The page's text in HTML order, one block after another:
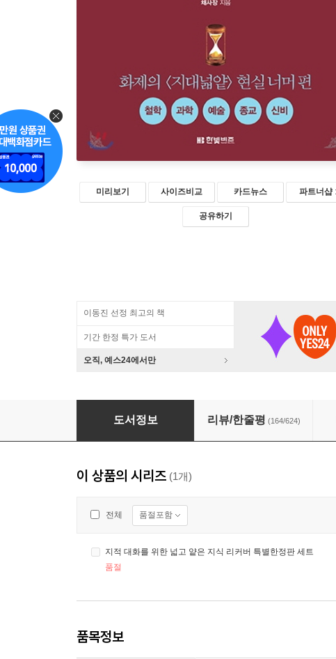
미리보기 사이즈비교 카드뉴스 파트너샵
공유하기
이동진 선정 최고의 책
기간 한정 특가 도서
오직, 예스24에서만
지적 대화를 위한 넓고 얕은 지식 : 현실너머 편
도서정보 리뷰/한줄평 (164/624)
이 상품의 시리즈 (1개)
전체 품절포함
지적 대화를 위한 넓고 얕은 지식 리커버 특별한정판 세트
품절
품목정보